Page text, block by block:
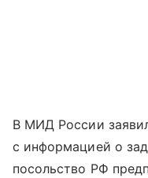
В МИД России
с информацией о
посольство РФ